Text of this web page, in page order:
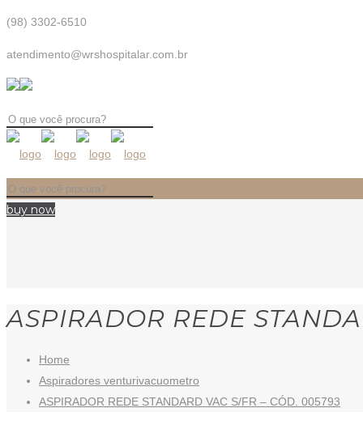
(98) 3302-6510
atendimento@wrshospitalar.com.br
buy now
ASPIRADOR REDE
Home
Aspiradores venturivacuometro
ASPIRADOR REDE STANDARD VAC S/FR – CÓD. 005793